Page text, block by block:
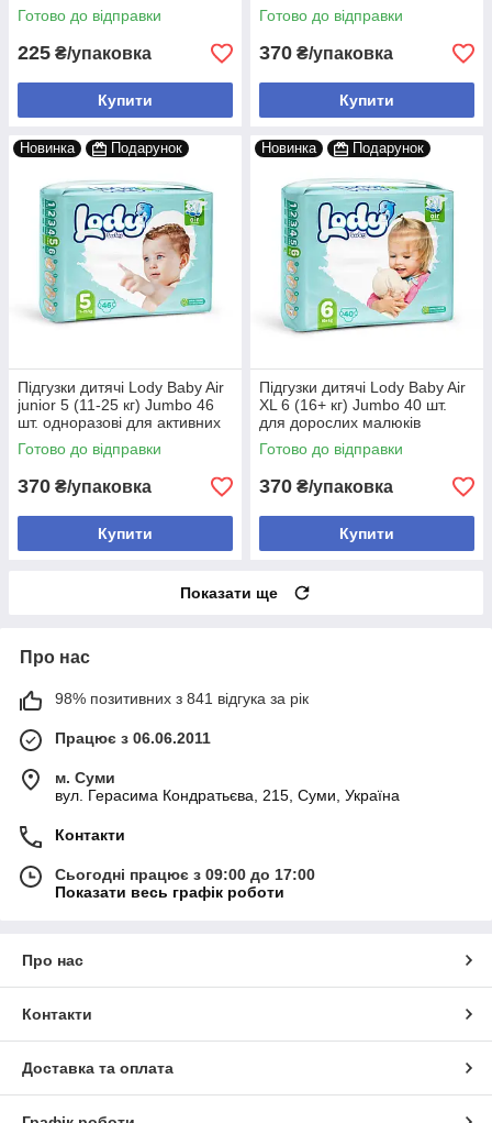
Готово до відправки
225 ₴/упаковка
Купити
Готово до відправки
370 ₴/упаковка
Купити
Новинка Подарунок
Підгузки дитячі Lody Baby Air
junior 5 (11-25 кг) Jumbo 46
шт. одноразові для активних
дітей
Готово до відправки
370 ₴/упаковка
Купити
Новинка Подарунок
Підгузки дитячі Lody Baby Air
XL 6 (16+ кг) Jumbo 40 шт.
для дорослих малюків
Готово до відправки
370 ₴/упаковка
Купити
Показати ще
Про нас
98% позитивних з 841 відгука за рік
Працює з 06.06.2011
м. Суми
вул. Герасима Кондратьєва, 215, Суми, Україна
Контакти
Сьогодні працює з 09:00 до 17:00
Показати весь графік роботи
Про нас
Контакти
Доставка та оплата